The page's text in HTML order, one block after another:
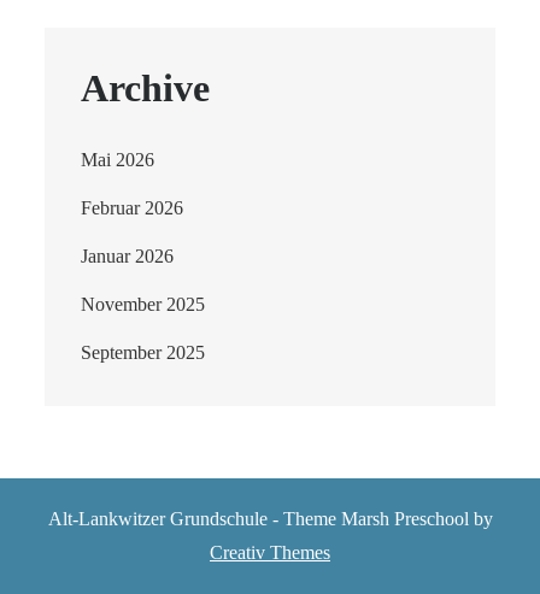
Archive
Mai 2026
Februar 2026
Januar 2026
November 2025
September 2025
Alt-Lankwitzer Grundschule - Theme Marsh Preschool by
Creativ Themes